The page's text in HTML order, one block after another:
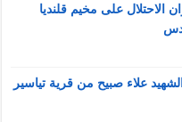
الاحتلال على مخيم قلنديا
علاء صبيح من قرية تياسير